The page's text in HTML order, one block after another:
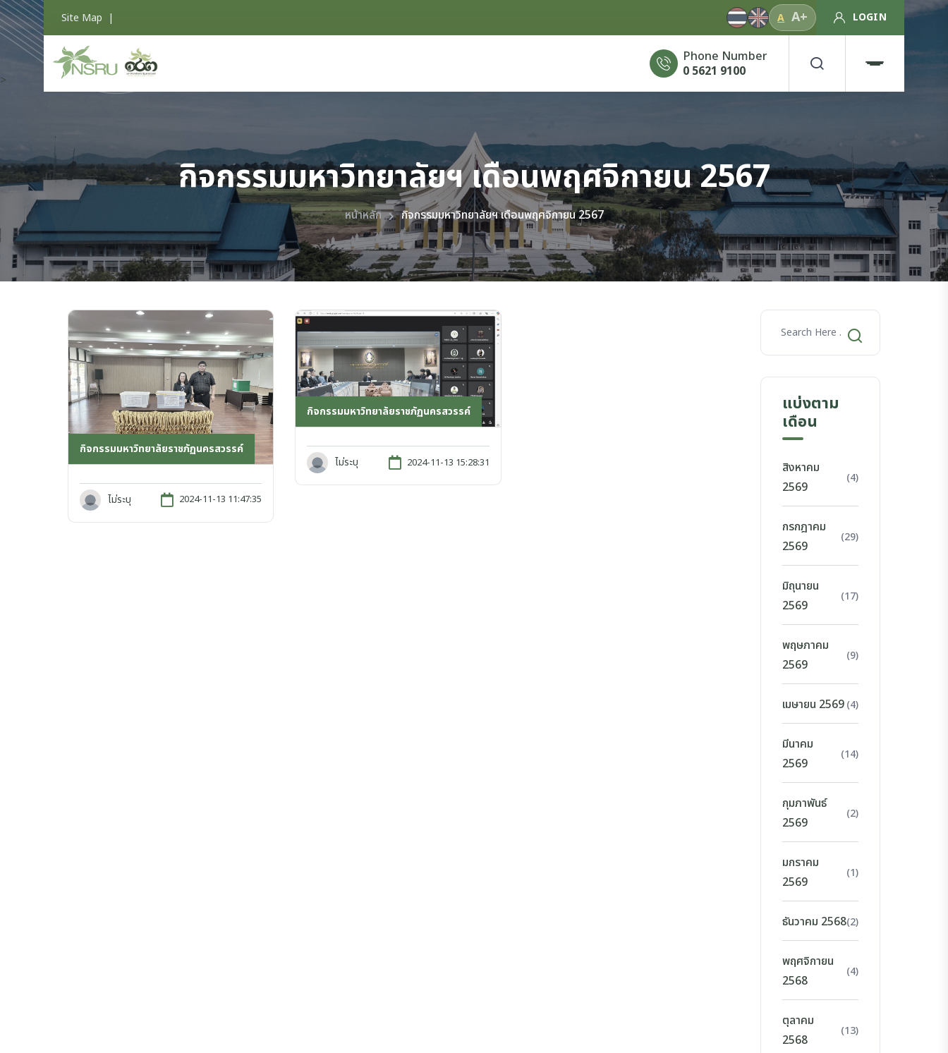
Site Map | A A+ LOGIN
Phone Number
0 5621 9100
>
กิจกรรมมหาวิทยาลัยฯ เดือนพฤศจิกายน 2567
หน้าหลัก กิจกรรมมหาวิทยาลัยฯ เดือนพฤศจิกายน 2567
กิจกรรมมหาวิทยาลัยราชภัฏนครสวรรค์
ไม่ระบุ 2024-11-13 11:47:35
กิจกรรมมหาวิทยาลัยราชภัฏนครสวรรค์
ไม่ระบุ 2024-11-13 15:28:31
แบ่งตาม
เดือน
สิงหาคม
2569
(4)
กรกฎาคม
2569
(29)
มิถุนายน
2569
(17)
พฤษภาคม
2569
(9)
เมษายน 2569(4)
มีนาคม
2569
(14)
กุมภาพันธ์
2569
(2)
มกราคม
2569
(1)
ธันวาคม 2568(2)
พฤศจิกายน
2568
(4)
ตุลาคม
2568
(13)